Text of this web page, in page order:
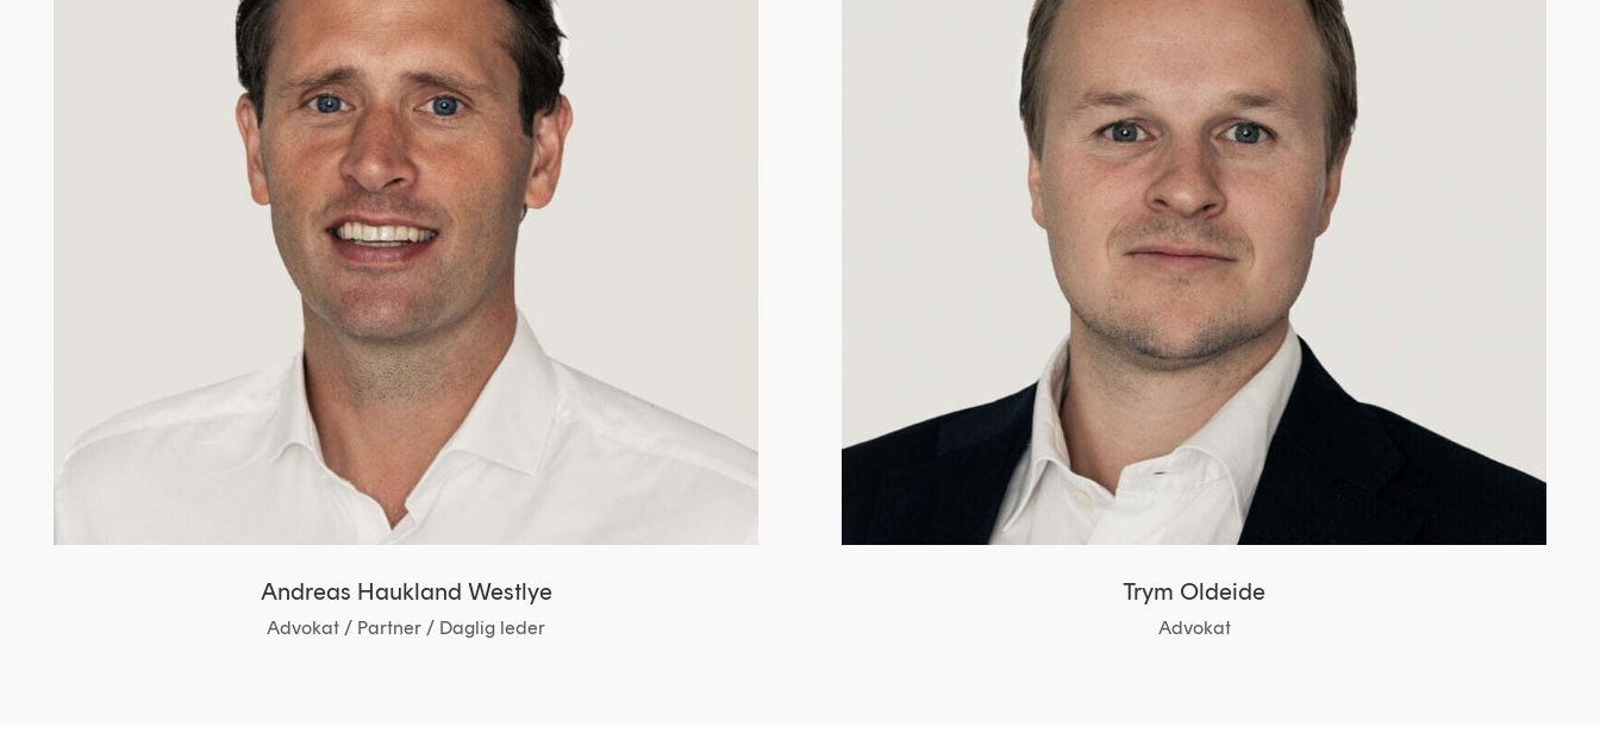
Andreas Haukland Westlye
Advokat / Partner / Daglig leder
Trym Oldeide
Advokat